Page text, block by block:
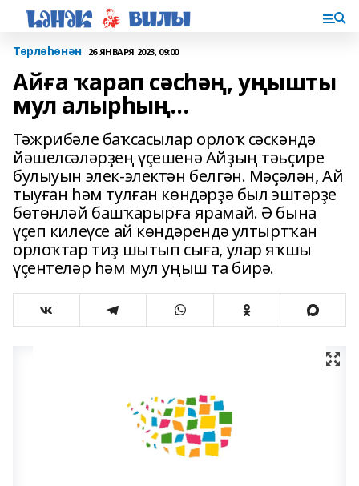
Төрлөһөнән 26 ЯНВАРЯ 2023, 09:00
Айға ҡарап сәсһәң, уңышты
мул алырһың...
Тәжрибәле баҡсасылар орлоҡ сәскәндә
йәшелсәләрҙең үҫешенә Айҙың тәьҫире
булыуын элек-электән белгән. Мәҫәлән, Ай
тыуған һәм тулған көндәрҙә был эштәрҙе
бөтөнләй башҡарырға ярамай. Ә бына
үҫеп килеүсе ай көндәрендә ултыртҡан
орлоҡтар тиҙ шытып сыға, улар яҡшы
үҫентеләр һәм мул уңыш та бирә.